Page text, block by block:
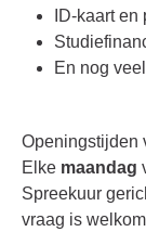
ID-kaart en
En nog
Openingstijden
Elke maandag
Spreekuur
vraag is